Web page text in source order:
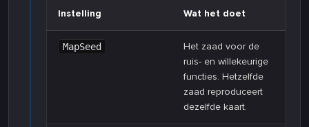
Instelling Wat het doet
MapSeed
Het zaad voor de
ruis- en willekeurige
functies. Hetzelfde
zaad reproduceert
dezelfde kaart.